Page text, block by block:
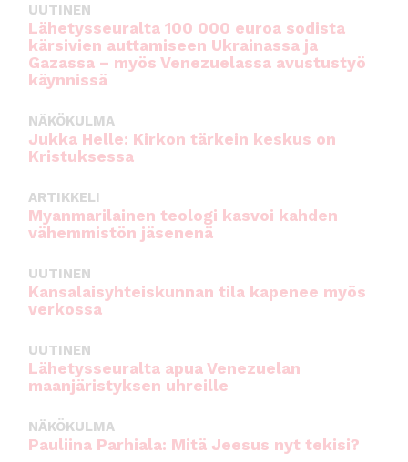
UUTINEN
Lähetysseuralta 100 000 euroa sodista
kärsivien auttamiseen Ukrainassa ja
Gazassa – myös Venezuelassa avustustyö
käynnissä
NÄKÖKULMA
Jukka Helle: Kirkon tärkein keskus on
Kristuksessa
ARTIKKELI
Myanmarilainen teologi kasvoi kahden
vähemmistön jäsenenä
UUTINEN
Kansalaisyhteiskunnan tila kapenee myös
verkossa
UUTINEN
Lähetysseuralta apua Venezuelan
maanjäristyksen uhreille
NÄKÖKULMA
Pauliina Parhiala: Mitä Jeesus nyt tekisi?